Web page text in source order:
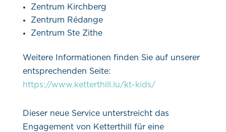
Zentrum Kirchberg
Zentrum Rédange
Zentrum Ste Zithe
Weitere Informationen finden Sie auf unserer
entsprechenden Seite:
https://www.ketterthill.lu/kt-kids/
Dieser neue Service unterstreicht das
Engagement von Ketterthill für eine